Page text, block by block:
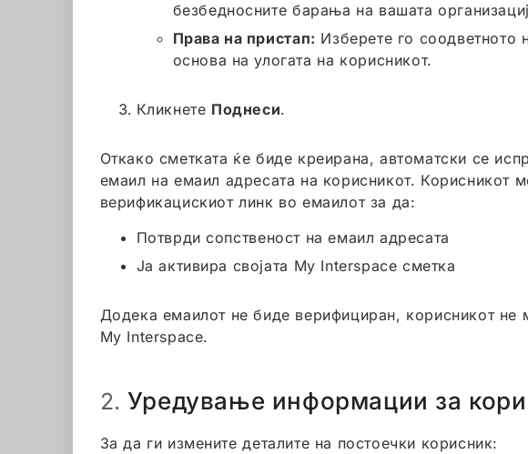
безбедносните барања на вашата
Права на пристап: Изберете го соодветното
основа на улогата на корисникот.
Кликнете Поднеси.
Откако сметката ќе биде креирана, автоматски се
емаил на емаил адресата на корисникот. Корисникот
верификацискиот линк во емаилот за да:
Потврди сопственост на емаил адресата
Ја активира својата My Interspace сметка
Додека емаилот не биде верифициран, корисникот не
My Interspace.
2. Уредување информации за
За да ги измените деталите на постоечки корисник: